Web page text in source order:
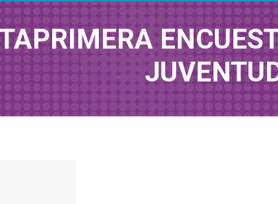
PRIMERA